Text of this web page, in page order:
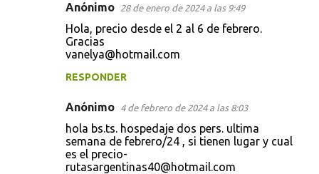
Anónimo 28 de enero de 2024 a las 9:49
Hola, precio desde el 2 al 6 de febrero.
Gracias
vanelya@hotmail.com
RESPONDER
Anónimo 4 de febrero de 2024 a las 8:03
hola bs.ts. hospedaje dos pers. ultima
semana de febrero/24 , si tienen lugar y cual
es el precio-
rutasargentinas40@hotmail.com